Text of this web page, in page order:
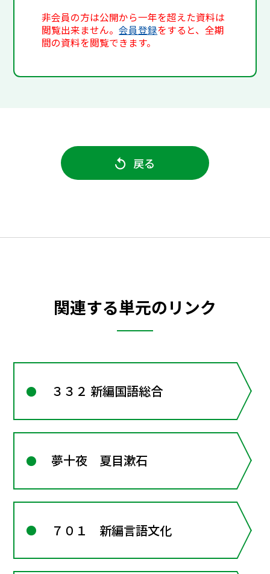
非会員の方は公開から一年を超えた資料は
閲覧出来ません。会員登録をすると、全期
間の資料を閲覧できます。
戻る
関連する単元のリンク
３３２ 新編国語総合
夢十夜 夏目漱石
７０１ 新編言語文化